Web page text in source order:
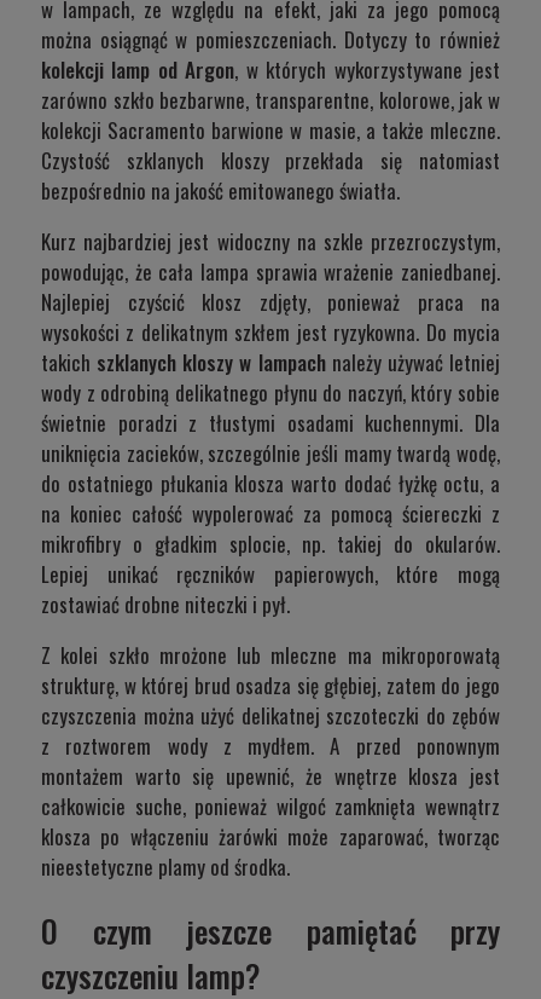
w lampach, ze względu na efekt, jaki za jego pomocą
można osiągnąć w pomieszczeniach. Dotyczy to również
kolekcji lamp od Argon, w których wykorzystywane jest
zarówno szkło bezbarwne, transparentne, kolorowe, jak w
kolekcji Sacramento barwione w masie, a także mleczne.
Czystość szklanych kloszy przekłada się natomiast
bezpośrednio na jakość emitowanego światła.
Kurz najbardziej jest widoczny na szkle przezroczystym,
powodując, że cała lampa sprawia wrażenie zaniedbanej.
Najlepiej czyścić klosz zdjęty, ponieważ praca na
wysokości z delikatnym szkłem jest ryzykowna. Do mycia
takich szklanych kloszy w lampachnależy używać letniej
wody z odrobiną delikatnego płynu do naczyń, który sobie
świetnie poradzi z tłustymi osadami kuchennymi. Dla
uniknięcia zacieków, szczególnie jeśli mamy twardą wodę,
do ostatniego płukania klosza warto dodać łyżkę octu, a
na koniec całość wypolerować za pomocą ściereczki z
mikrofibry o gładkim splocie, np. takiej do okularów.
Lepiej unikać ręczników papierowych, które mogą
zostawiać drobne niteczki i pył.
Z kolei szkło mrożone lub mleczne ma mikroporowatą
strukturę, w której brud osadza się głębiej, zatem do jego
czyszczenia można użyć delikatnej szczoteczki do zębów
z roztworem wody z mydłem. A przed ponownym
montażem warto się upewnić, że wnętrze klosza jest
całkowicie suche, ponieważ wilgoć zamknięta wewnątrz
klosza po włączeniu żarówki może zaparować, tworząc
nieestetyczne plamy od środka.
O czym jeszcze pamiętać przy
czyszczeniu lamp?